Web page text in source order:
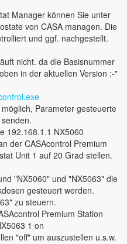
Manager können Sie unter
von CASA managen. Die
und ggf. nachgestellt.
nicht. da die Basisnummer
in der aktuellen Version :-"
Parameter gesteuerte
192.168.1.1 NX5060
der CASAcontrol Premium
Unit 1 auf 20 Grad stellen.
"NX5060" und "NX5063" die
gesteuert werden.
zu steuern.
Premium Station
1 on
"off" um auszustellen u.s.w.